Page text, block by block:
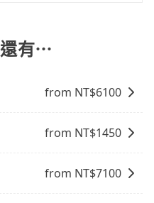
租車。如果您想要更便
用像是旅步提供的包車
還有⋯
from NT$6100
from NT$1450
from NT$7100